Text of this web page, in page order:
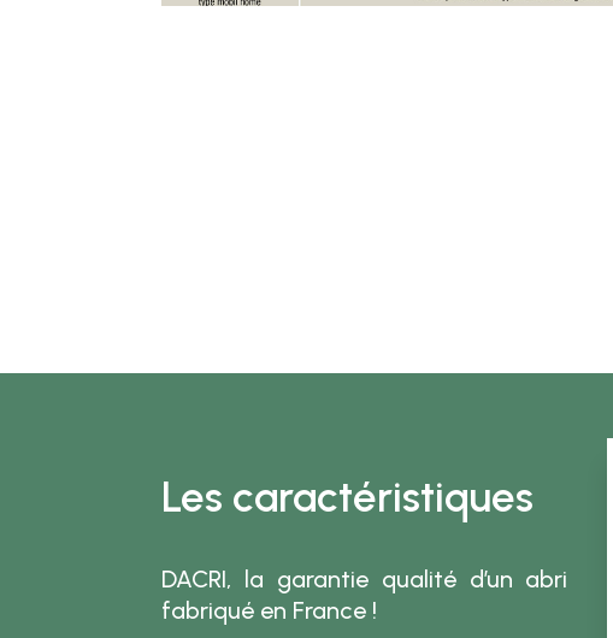
Les caractéristiques
DACRI, la garantie qualité d’un abri
fabriqué en France !